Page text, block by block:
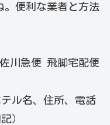
。便利な業者と方法
急便 飛脚宅配便
ル名、住所、電話
）